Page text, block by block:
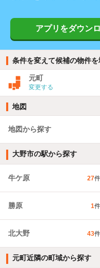
アプリをダウン
条件を変えて候補の物件を
元町
変更する
地図
地図から探す
大野市の駅から探す
牛ケ原 27件
勝原 1件
北大野 43件
元町近隣の町域から探す